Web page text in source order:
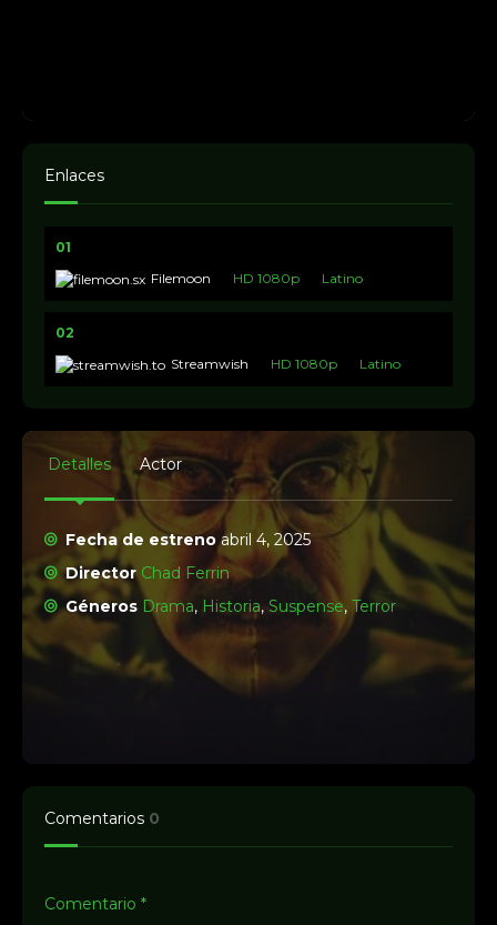
Enlaces
01
Filemoon
HD 1080p Latino
02
Streamwish
HD 1080p Latino
Detalles Actor
Fecha de estrenoabril 4, 2025
Director Chad Ferrin
Géneros Drama, Historia,Suspense,Terror
Comentarios 0
Comentario *